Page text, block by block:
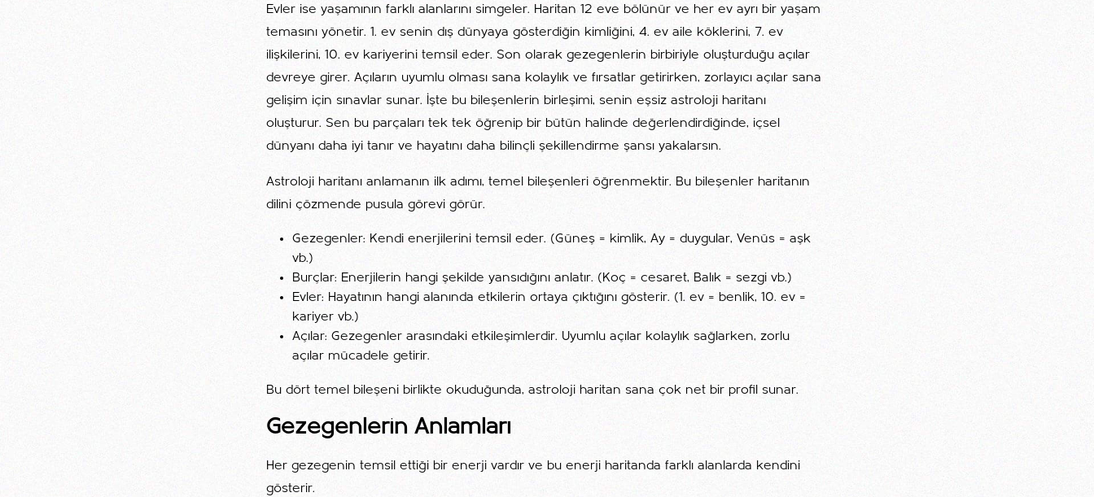
Evler ise yaşamının farklı alanlarını simgeler. Haritan 12 eve bölünür ve her ev ayrı bir yaşam
temasını yönetir. 1. ev senin dış dünyaya gösterdiğin kimliğini, 4. ev aile köklerini, 7. ev
ilişkilerini, 10. ev kariyerini temsil eder. Son olarak gezegenlerin birbiriyle oluşturduğu açılar
devreye girer. Açıların uyumlu olması sana kolaylık ve fırsatlar getirirken, zorlayıcı açılar sana
gelişim için sınavlar sunar. İşte bu bileşenlerin birleşimi, senin eşsiz astroloji haritanı
oluşturur. Sen bu parçaları tek tek öğrenip bir bütün halinde değerlendirdiğinde, içsel
dünyanı daha iyi tanır ve hayatını daha bilinçli şekillendirme şansı yakalarsın.
Astroloji haritanı anlamanın ilk adımı, temel bileşenleri öğrenmektir. Bu bileşenler haritanın
dilini çözmende pusula görevi görür.
Gezegenler: Kendi enerjilerini temsil eder. (Güneş = kimlik, Ay = duygular, Venüs = aşk
vb.)
Burçlar: Enerjilerin hangi şekilde yansıdığını anlatır. (Koç = cesaret, Balık = sezgi vb.)
Evler: Hayatının hangi alanında etkilerin ortaya çıktığını gösterir. (1. ev = benlik, 10. ev =
kariyer vb.)
Açılar: Gezegenler arasındaki etkileşimlerdir. Uyumlu açılar kolaylık sağlarken, zorlu
açılar mücadele getirir.
Bu dört temel bileşeni birlikte okuduğunda, astroloji haritan sana çok net bir profil sunar.
Gezegenlerin Anlamları
Her gezegenin temsil ettiği bir enerji vardır ve bu enerji haritanda farklı alanlarda kendini
gösterir.